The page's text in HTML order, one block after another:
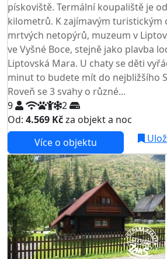
pískoviště. Termální koupaliště je
kilometrů. K zajímavým turistickým
mrtvých netopýrů, muzeum v
ve Vyšné Boce, stejně jako plavba
Liptovská Mara. U chaty se děti
minut to budete mít do nejbližšího
Roveň se 3 svahy o různé...
9
2
Od: 4.569 Kčza objekt a noc
Více o objektu